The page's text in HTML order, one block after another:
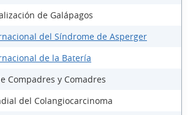
de Galápagos
del Síndrome de Asperger
de la Batería
Compadres y Comadres
del Colangiocarcinoma